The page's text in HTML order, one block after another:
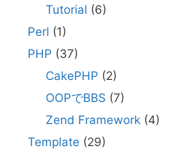
Tutorial (6)
Perl (1)
PHP (37)
CakePHP (2)
OOPでBBS (7)
Zend Framework(4)
Template (29)